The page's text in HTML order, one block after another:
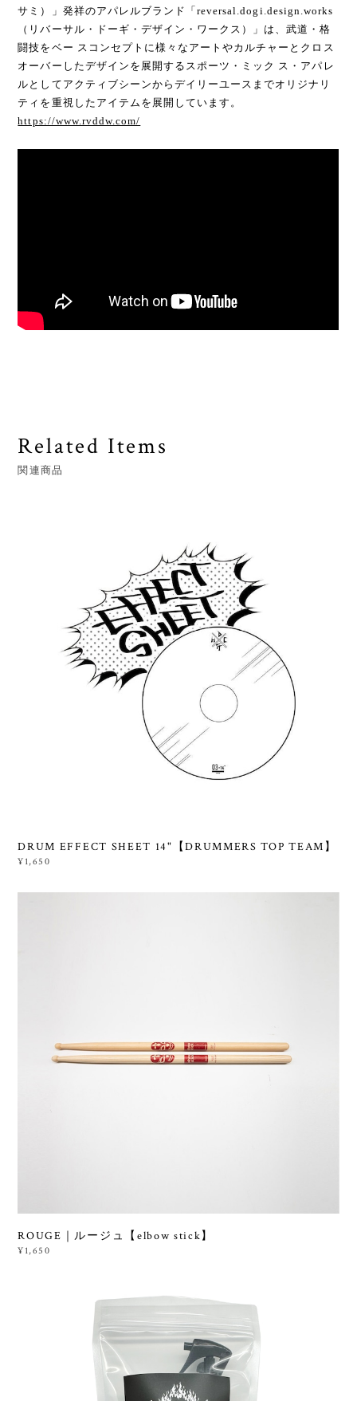
サミ）」発祥のアパレルブランド「reversal.dogi.design.works
（リバーサル・ドーギ・デザイン・ワークス）」は、武道・格
闘技をベー スコンセプトに様々なアートやカルチャーとクロス
オーバーしたデザインを展開するスポーツ・ミック ス・アパレ
ルとしてアクティブシーンからデイリーユースまでオリジナリ
ティを重視したアイテムを展開しています。
https://www.rvddw.com/
Related Items
関連商品
DRUM EFFECT SHEET 14"【DRUMMERS TOP TEAM】
¥1,650
ROUGE｜ルージュ【elbow stick】
¥1,650